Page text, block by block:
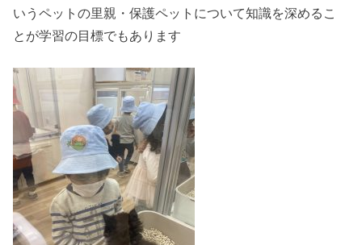
いうペットの里親・保護ペットについて知識を深めるこ
とが学習の目標でもあります